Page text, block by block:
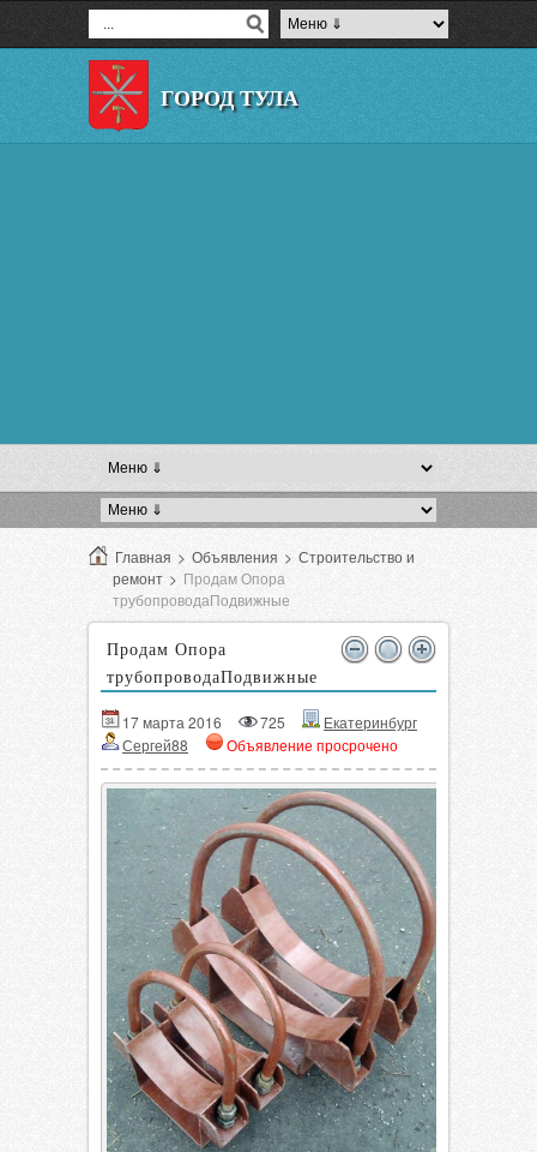
ГОРОД ТУЛА
Главная > Объявления > Строительство и
ремонт > Продам Опора
трубопроводаПодвижные
Продам Опора
трубопроводаПодвижные
17 марта 2016 725
Екатеринбург
Сергей88
Объявление просрочено